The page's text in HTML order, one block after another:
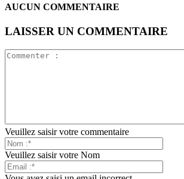
AUCUN COMMENTAIRE
LAISSER UN COMMENTAIRE
Veuillez saisir votre commentaire
Veuillez saisir votre Nom